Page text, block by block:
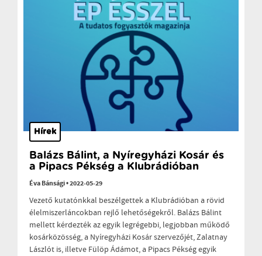
Hírek
Balázs Bálint, a Nyíregyházi Kosár és
a Pipacs Pékség a Klubrádióban
Éva Bánsági•2022-05-29
Vezető kutatónkkal beszélgettek a Klubrádióban a rövid
élelmiszerláncokban rejlő lehetőségekről. Balázs Bálint
mellett kérdezték az egyik legrégebbi, legjobban működő
kosárközösség, a Nyíregyházi Kosár szervezőjét, Zalatnay
Lászlót is, illetve Fülöp Ádámot, a Pipacs Pékség egyik